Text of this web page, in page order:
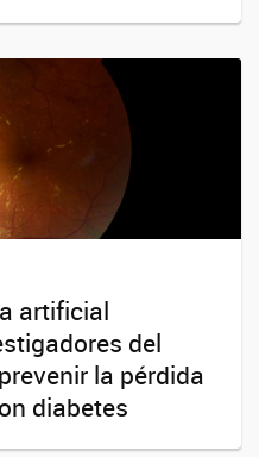
artificial
del
la pérdida
diabetes